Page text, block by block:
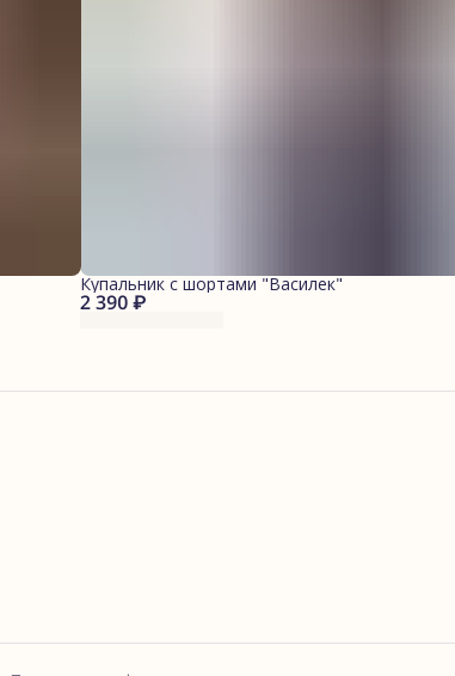
2 390 ₽
Купальник с шортами "Василек"